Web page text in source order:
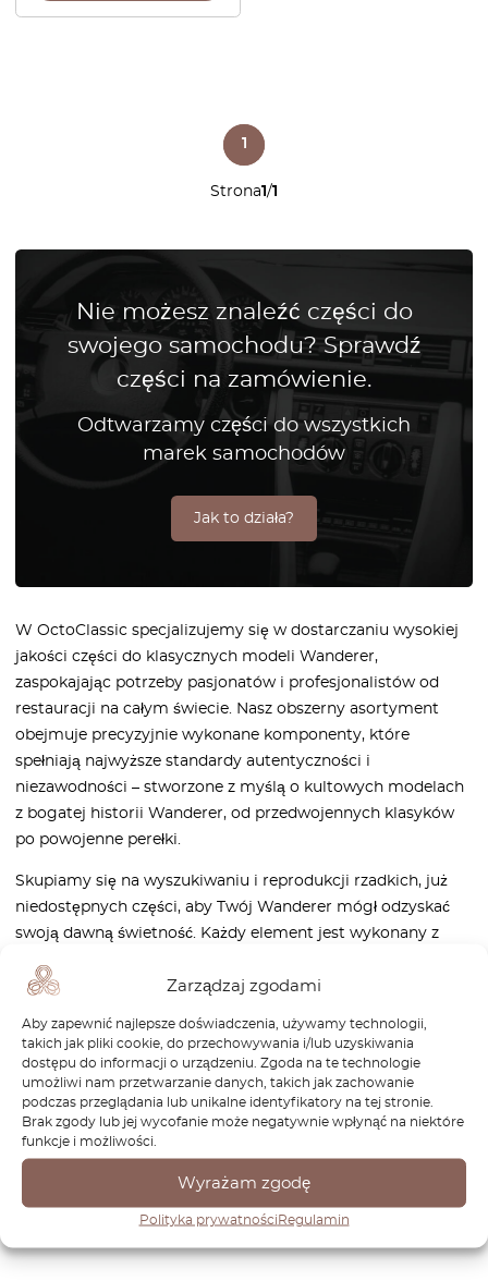
Zarządzaj zgodami
Aby zapewnić najlepsze doświadczenia, używamy technologii,
takich jak pliki cookie, do przechowywania i/lub uzyskiwania
dostępu do informacji o urządzeniu. Zgoda na te technologie
umożliwi nam przetwarzanie danych, takich jak zachowanie
podczas przeglądania lub unikalne identyfikatory na tej stronie.
Brak zgody lub jej wycofanie może negatywnie wpłynąć na niektóre
funkcje i możliwości.
Wyrażam zgodę
Polityka prywatności Regulamin
Strona1/1
1
Nie możesz znaleźć części do
swojego samochodu? Sprawdź
części na zamówienie.
Odtwarzamy części do wszystkich
marek samochodów
Jak to działa?
W OctoClassic specjalizujemy się w dostarczaniu wysokiej
jakości części do klasycznych modeli Wanderer,
zaspokajając potrzeby pasjonatów i profesjonalistów od
restauracji na całym świecie. Nasz obszerny asortyment
obejmuje precyzyjnie wykonane komponenty, które
spełniają najwyższe standardy autentyczności i
niezawodności – stworzone z myślą o kultowych modelach
z bogatej historii Wanderer, od przedwojennych klasyków
po powojenne perełki.
Skupiamy się na wyszukiwaniu i reprodukcji rzadkich, już
niedostępnych części, aby Twój Wanderer mógł odzyskać
swoją dawną świetność. Każdy element jest wykonany z
elegancji marki, zachowując jej charakterystyczny urok i
Odkryj naszą kolekcję części Wanderer i znajdź idealne
komponenty do swojego projektu restauracyjnego. Dzięki
naszemu zaangażowaniu w rzemiosło i historyczną
dokładność jesteśmy Twoim zaufanym partnerem w
przywracaniu do życia i utrzymywaniu ponadczasowej
elegancji samochodów Wanderer. Razem możemy
zachować ich dziedzictwo dla przyszłych pokoleń.